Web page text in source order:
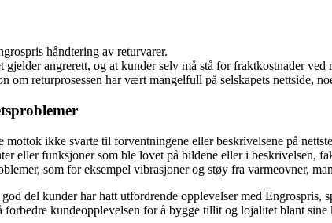
håndtering av returvarer.
gjelder angrerett, og at kunder selv må stå for fraktkostnader ved
returprosessen har vært mangelfull på selskapets nettside,
ikke svarte til forventningene eller beskrivelsene på
eller funksjoner som ble lovet på bildene eller i beskrivelsen,
som for eksempel vibrasjoner og støy fra varmeovner,
god del kunder har hatt utfordrende opplevelser med
kundeopplevelsen for å bygge tillit og lojalitet blant sine